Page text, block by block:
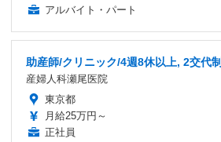
アルバイト・パート
助産師/クリニック/4週8休以上, 2交代制
産婦人科瀬尾医院
東京都
月給25万円～
正社員